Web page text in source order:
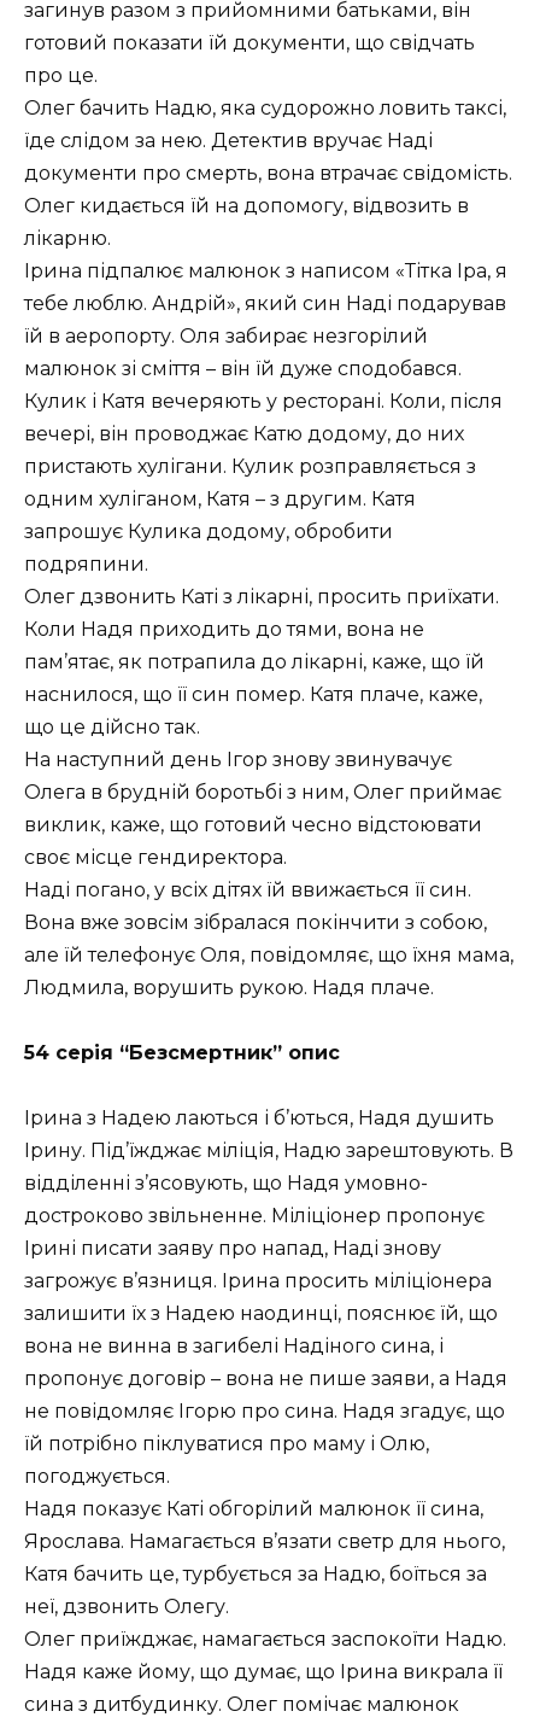
загинув разом з прийомними батьками, він
готовий показати їй документи, що свідчать
про це.
Олег бачить Надю, яка судорожно ловить таксі,
їде слідом за нею. Детектив вручає Наді
документи про смерть, вона втрачає свідомість.
Олег кидається їй на допомогу, відвозить в
лікарню.
Ірина підпалює малюнок з написом «Тітка Іра, я
тебе люблю. Андрій», який син Наді подарував
їй в аеропорту. Оля забирає незгорілий
малюнок зі сміття – він їй дуже сподобався.
Кулик і Катя вечеряють у ресторані. Коли, після
вечері, він проводжає Катю додому, до них
пристають хулігани. Кулик розправляється з
одним хуліганом, Катя – з другим. Катя
запрошує Кулика додому, обробити
подряпини.
Олег дзвонить Каті з лікарні, просить приїхати.
Коли Надя приходить до тями, вона не
пам’ятає, як потрапила до лікарні, каже, що їй
наснилося, що її син помер. Катя плаче, каже,
що це дійсно так.
На наступний день Ігор знову звинувачує
Олега в брудній боротьбі з ним, Олег приймає
виклик, каже, що готовий чесно відстоювати
своє місце гендиректора.
Наді погано, у всіх дітях їй ввижається її син.
Вона вже зовсім зібралася покінчити з собою,
але їй телефонує Оля, повідомляє, що їхня мама,
Людмила, ворушить рукою. Надя плаче.
54 серія “Безсмертник” опис
Ірина з Надею лаються і б’ються, Надя душить
Ірину. Під’їжджає міліція, Надю зарештовують. В
відділенні з’ясовують, що Надя умовно-
достроково звільненне. Міліціонер пропонує
Ірині писати заяву про напад, Наді знову
загрожує в’язниця. Ірина просить міліціонера
залишити їх з Надею наодинці, пояснює їй, що
вона не винна в загибелі Надіного сина, і
пропонує договір – вона не пише заяви, а Надя
не повідомляє Ігорю про сина. Надя згадує, що
їй потрібно піклуватися про маму і Олю,
погоджується.
Надя показує Каті обгорілий малюнок її сина,
Ярослава. Намагається в’язати светр для нього,
Катя бачить це, турбується за Надю, боїться за
неї, дзвонить Олегу.
Олег приїжджає, намагається заспокоїти Надю.
Надя каже йому, що думає, що Ірина викрала її
сина з дитбудинку. Олег помічає малюнок